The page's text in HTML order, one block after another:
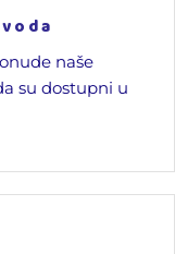
naše
su dostupni u